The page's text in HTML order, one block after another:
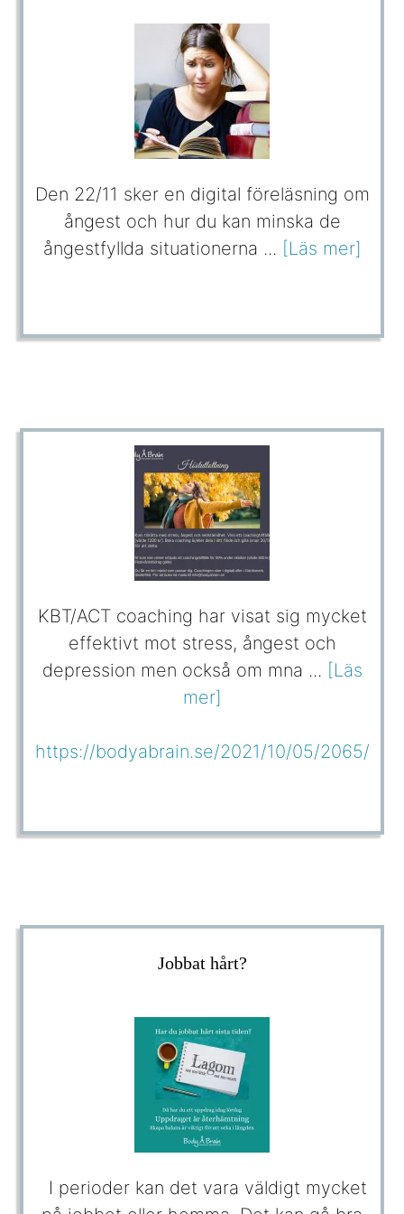
Den 22/11 sker en digital föreläsning om
ångest och hur du kan minska de
ångestfyllda situationerna ... [Läs mer]
KBT/ACT coaching har visat sig mycket
effektivt mot stress, ångest och
depression men också om mna ... [Läs
mer]
https://bodyabrain.se/2021/10/05/2065/
Jobbat hårt?
I perioder kan det vara väldigt mycket